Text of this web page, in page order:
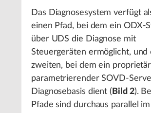
Das Diagnosesystem verfügt
einen Pfad, bei dem ein ODX-
über UDS die Diagnose mit
Steuergeräten ermöglicht, und
zweiten, bei dem ein
parametrierender SOVD-
Diagnosebasis dient ( Bild 2).
Pfade sind durchaus parallel im